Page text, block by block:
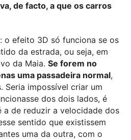
de facto, a que os carros
o efeito 3D só funciona se os
da estrada, ou seja, em
da Maia. Se forem no
uma passadeira normal,
Seria impossível criar um
dos dois lados, é
a de reduzir a velocidade dos
sentido que existissem
uma da outra, com o